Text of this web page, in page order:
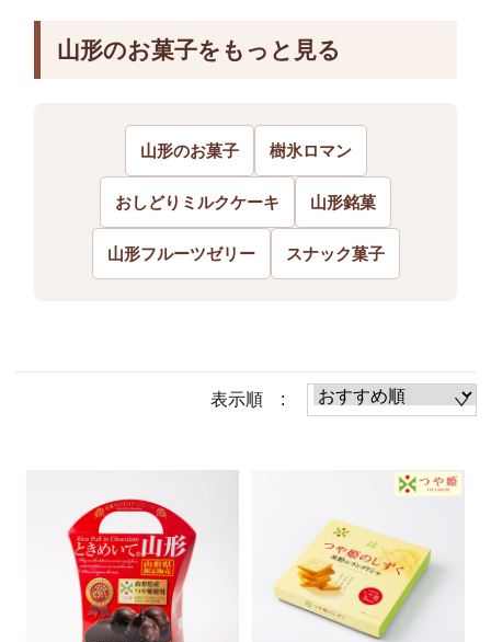
山形のお菓子をもっと見る
山形のお菓子 樹氷ロマン
おしどりミルクケーキ 山形銘菓
山形フルーツゼリー スナック菓子
表示順 :